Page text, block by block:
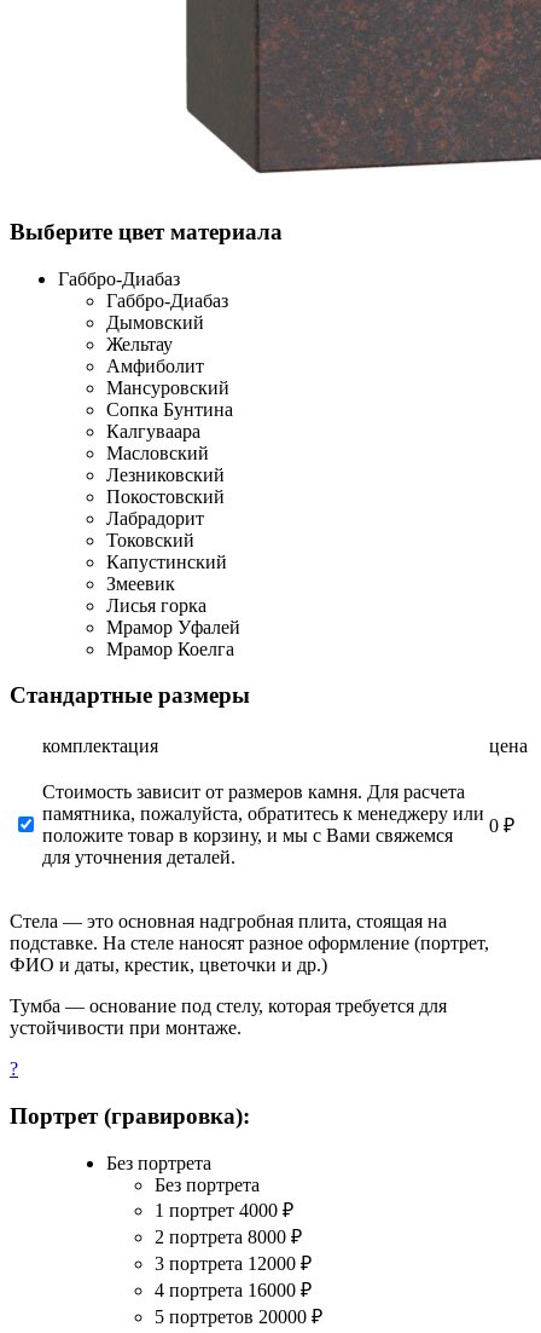
Выберите цвет материала
Габбро-Диабаз
Габбро-Диабаз
Дымовский
Жельтау
Амфиболит
Мансуровский
Сопка Бунтина
Калгуваара
Масловский
Лезниковский
Покостовский
Лабрадорит
Токовский
Капустинский
Змеевик
Лисья горка
Мрамор Уфалей
Мрамор Коелга
Стандартные размеры
комплектация цена
Стоимость зависит от размеров камня. Для расчета
памятника, пожалуйста, обратитесь к менеджеру или
положите товар в корзину, и мы с Вами свяжемся
для уточнения деталей.
0 ₽
Стела — это основная надгробная плита, стоящая на
подставке. На стеле наносят разное оформление (портрет,
ФИО и даты, крестик, цветочки и др.)
Тумба — основание под стелу, которая требуется для
устойчивости при монтаже.
?
Портрет (гравировка):
Без портрета
Без портрета
1 портрет 4000 ₽
2 портрета 8000 ₽
3 портрета 12000 ₽
4 портрета 16000 ₽
5 портретов 20000 ₽